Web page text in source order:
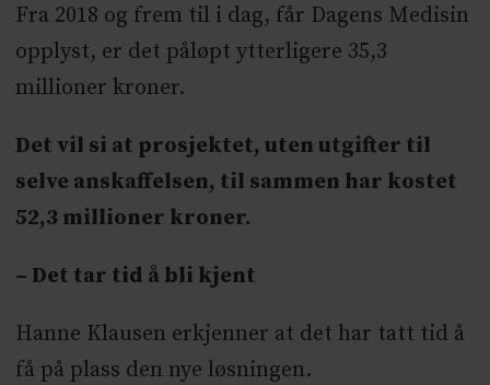
Fra 2018 og frem til i dag, får Dagens Medisin
opplyst, er det påløpt ytterligere 35,3
millioner kroner.
Det vil si at prosjektet, uten utgifter til
selve anskaffelsen, til sammen har kostet
52,3 millioner kroner.
– Det tar tid å bli kjent
Hanne Klausen erkjenner at det har tatt tid å
få på plass den nye løsningen.